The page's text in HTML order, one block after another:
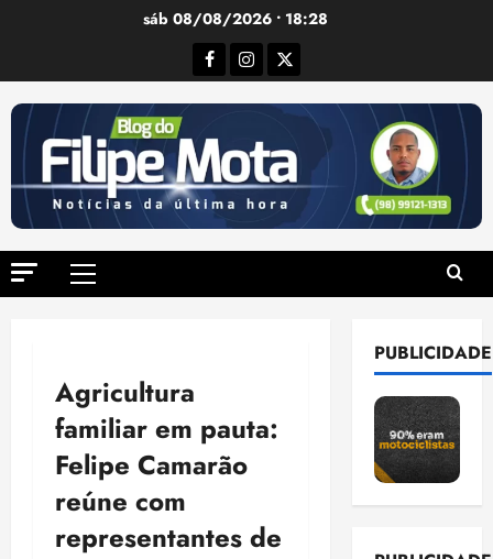
sáb 08/08/2026 • 18:28
Facebook
Instagram
Twitter
Menu
Agricultura
familiar em pauta:
Felipe Camarão
reúne com
representantes de
PUBLICIDADE